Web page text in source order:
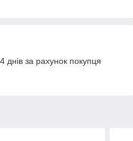
за рахунок покупця